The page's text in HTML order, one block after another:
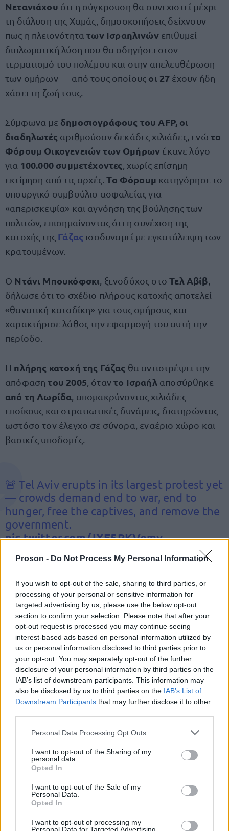
Proson - Do Not Process My Personal Information
If you wish to opt-out of the sale, sharing to third parties, or
processing of your personal or sensitive information for
targeted advertising by us, please use the below opt-out
section to confirm your selection. Please note that after your
opt-out request is processed you may continue seeing
interest-based ads based on personal information utilized by
us or personal information disclosed to third parties prior to
your opt-out. You may separately opt-out of the further
disclosure of your personal information by third parties on the
IAB’s list of downstream participants. This information may
also be disclosed by us to third parties on the IAB’s List of
Downstream Participants that may further disclose it to other
Please note that this website/app uses one or more Google
not limited to your visit or usage behaviour. You may click to
grant or deny consent to Google and its third-party tags to
use your data for below specified purposes in below Google
consent section.
Personal Data Processing Opt Outs
I want to opt-out of the Sharing of my
personal data.
Opted In
I want to opt-out of the Sale of my
Personal Data.
Opted In
I want to opt-out of processing my
Νετανιάχου ότι η σύγκρουση θα συνεχιστεί μέχρι
τη διάλυση της Χαμάς, δημοσκοπήσεις δείχνουν
πως η πλειονότητατων Ισραηλινώνεπιθυμεί
διπλωματική λύση που θα οδηγήσει στον
τερματισμό του πολέμου και στην απελευθέρωση
των ομήρων — από τους οποίους οι 27 έχουν ήδη
χάσει τη ζωή τους.
Σύμφωνα με δημοσιογράφους του AFP, οι
διαδηλωτές αριθμούσαν δεκάδες χιλιάδες, ενώ το
Φόρουμ Οικογενειών των Ομήρων έκανε λόγο
για 100.000 συμμετέχοντες , χωρίς επίσημη
εκτίμηση από τις αρχές.Το Φόρουμ κατηγόρησε το
υπουργικό συμβούλιο ασφαλείας για
«απερισκεψία» και αγνόηση της βούλησης των
πολιτών, επισημαίνοντας ότι η συνέχιση της
κατοχής της Γάζας ισοδυναμεί με εγκατάλειψη των
κρατουμένων.
Ο Ντάνι Μπουκόφσκι , ξενοδόχος στοΤελ Αβίβ
δήλωσε ότι το σχέδιο πλήρους κατοχής αποτελεί
«θανατική καταδίκη» για τους ομήρους και
χαρακτήρισε λάθος την εφαρμογή του αυτή την
περίοδο.
Η πλήρης κατοχή της Γάζας θα αντιστρέψει την
απόφασητου 2005 , όταντο Ισραήλ αποσύρθηκε
από τη Λωρίδα , απομακρύνοντας χιλιάδες
εποίκους και στρατιωτικές δυνάμεις, διατηρώντας
ωστόσο τον έλεγχο σε σύνορα, εναέριο χώρο και
βασικές υποδομές.
🚨 Tel Aviv erupts in its largest protest yet
— crowds demand end to war, end to
hunger, free the captives, and remove the
government.
pic.twitter.com/JXF5PKVemv
— SilencedSirs◼️ (@SilentlySirs)
August 9,
2025
Hundreds of Israelis holding pictures of
children killed in Gaza, in a vigil against
the genocide in Tel Aviv. 18,592 children.
Plus 98 who died of starvation. On top of
62 killed by Hamas.
Stop the genocide. Refuse conscription.
Put all possible international pressure on
Israelpic.twitter.com/7JKstlOgCP
— Haggai Matar (@Ha_Matar)
August 9,
2025